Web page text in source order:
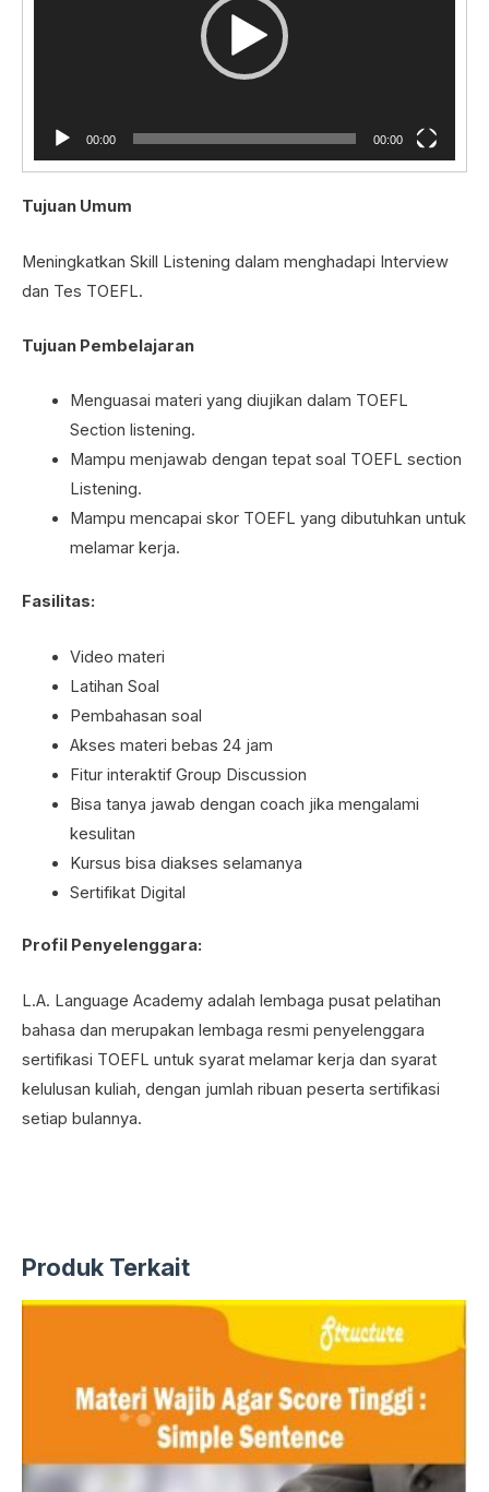
00:00 00:00
Tujuan Umum
Meningkatkan Skill Listening dalam menghadapi Interview
dan Tes TOEFL.
Tujuan Pembelajaran
Menguasai materi yang diujikan dalam TOEFL
Section listening.
Mampu menjawab dengan tepat soal TOEFL section
Listening.
Mampu mencapai skor TOEFL yang dibutuhkan untuk
melamar kerja.
Fasilitas:
Video materi
Latihan Soal
Pembahasan soal
Akses materi bebas 24 jam
Fitur interaktif Group Discussion
Bisa tanya jawab dengan coach jika mengalami
kesulitan
Kursus bisa diakses selamanya
Sertifikat Digital
Profil Penyelenggara:
L.A. Language Academy adalah lembaga pusat pelatihan
bahasa dan merupakan lembaga resmi penyelenggara
sertifikasi TOEFL untuk syarat melamar kerja dan syarat
kelulusan kuliah, dengan jumlah ribuan peserta sertifikasi
setiap bulannya.
Produk Terkait